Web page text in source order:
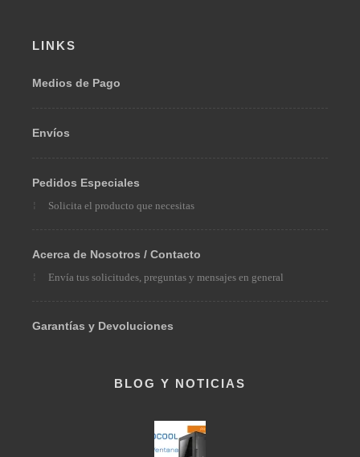
LINKS
Medios de Pago
Envíos
Pedidos Especiales
Solicita el producto que necesitas
Acerca de Nosotros / Contacto
Envía tus solicitudes, preguntas y mensajes en general
Garantías y Devoluciones
BLOG Y NOTICIAS